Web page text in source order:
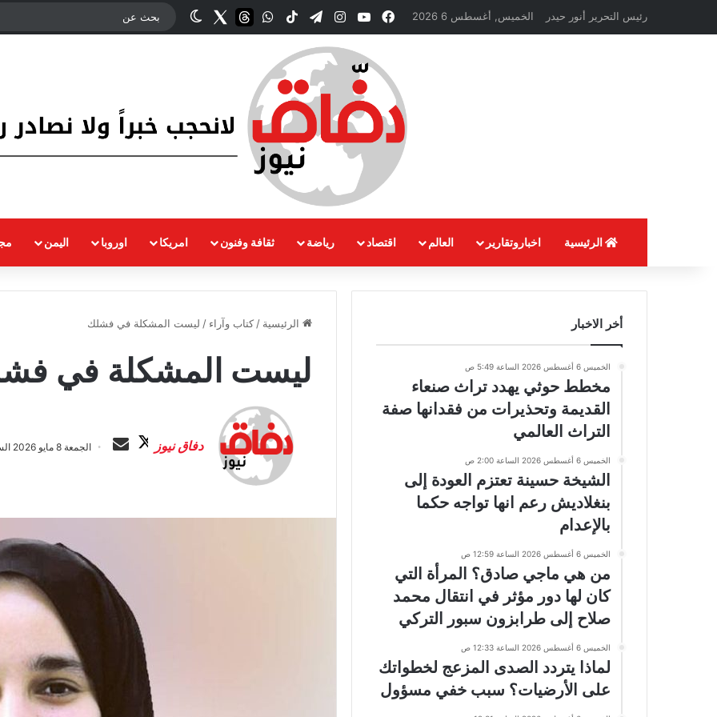
رئيس التحرير أنور حيدر الخميس, أغسطس 6 2026 فيسبوك‫YouTubeانستقرام
تيلقرام ‫TikTokواتسابthreads
Twitterالوضع المظلم
الرئيسية اخباروتقارير العالم اقتصاد رياضة ثقافة وفنون امريكا اوروبا اليمن
الرئيسية / كتاب وآراء / ليست المشكلة في فشلك
ليست المشكلة في
دفاق نيوز
ا
ب
ل
ر
ا
إ
الجمعة 8 مايو 2026 الساعة 12:56 ص
أخر الاخبار
الخميس 6 أغسطس 2026 الساعة 5:49 ص
مخطط حوثي يهدد تراث صنعاء
القديمة وتحذيرات من فقدانها صفة
التراث العالمي
الخميس 6 أغسطس 2026 الساعة 2:00 ص
الشيخة حسينة تعتزم العودة إلى
بنغلاديش رعم انها تواجه حكما
بالإعدام
الخميس 6 أغسطس 2026 الساعة 12:59 ص
من هي ماجي صادق؟ المرأة التي
كان لها دور مؤثر في انتقال محمد
صلاح إلى طرابزون سبور التركي
الخميس 6 أغسطس 2026 الساعة 12:33 ص
لماذا يتردد الصدى المزعج لخطواتك
على الأرضيات؟ سبب خفي مسؤول